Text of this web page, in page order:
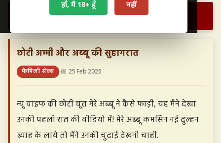
हाँ, मैं 18+ हूँ नहीं
फैमिली सेक्स › छोटी अम्मी और अब्बू की सुहागरात…
छोटी अम्मी और अब्बू की सुहागरात
फैमिली सेक्स 📅 25 Feb 2026
न्यू वाइफ की छोटी चूत मेरे अब्बू ने कैसे फाड़ी, यह मैंने देखा
उनकी पहली रात की वीडियो में! मेरे अब्बू कमसिन नई दुल्हन
ब्याह के लाये तो मैंने उनकी चुदाई देखनी चाही.